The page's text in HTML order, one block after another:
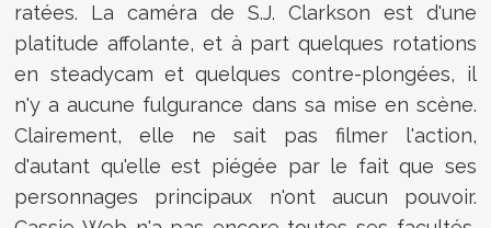
ratées. La caméra de S.J. Clarkson est d'une
platitude affolante, et à part quelques rotations
en steadycam et quelques contre-plongées, il
n'y a aucune fulgurance dans sa mise en scène.
Clairement, elle ne sait pas filmer l'action,
d'autant qu'elle est piégée par le fait que ses
personnages principaux n'ont aucun pouvoir.